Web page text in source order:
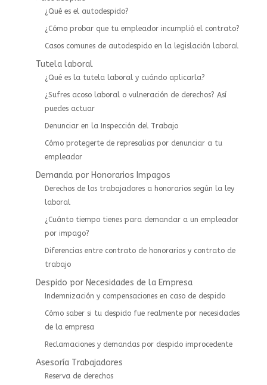
¿Qué es el autodespido?
¿Cómo probar que tu empleador incumplió el contrato?
Casos comunes de autodespido en la legislación laboral
Tutela laboral
¿Qué es la tutela laboral y cuándo aplicarla?
¿Sufres acoso laboral o vulneración de derechos? Así
puedes actuar
⁠Denunciar en la Inspección del Trabajo
Cómo protegerte de represalias por denunciar a tu
empleador
Demanda por Honorarios Impagos
Derechos de los trabajadores a honorarios según la ley
laboral
¿Cuánto tiempo tienes para demandar a un empleador
por impago?
Diferencias entre contrato de honorarios y contrato de
trabajo
Despido por Necesidades de la Empresa
Indemnización y compensaciones en caso de despido
Cómo saber si tu despido fue realmente por necesidades
de la empresa
Reclamaciones y demandas por despido improcedente
Asesoría Trabajadores
⁠⁠Reserva de derechos